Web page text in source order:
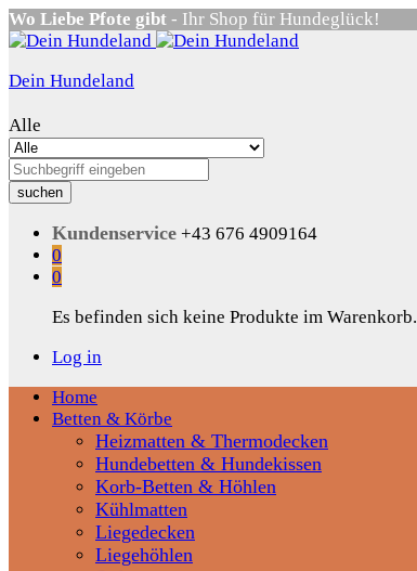
Wo Liebe Pfote gibt - Ihr Shop für Hundeglück!
Dein Hundeland
Alle
suchen
Kundenservice +43 676 4909164
0
0
Es befinden sich keine Produkte im Warenkorb.
Log in
Home
Betten & Körbe
Heizmatten & Thermodecken
Hundebetten & Hundekissen
Korb-Betten & Höhlen
Kühlmatten
Liegedecken
Liegehöhlen